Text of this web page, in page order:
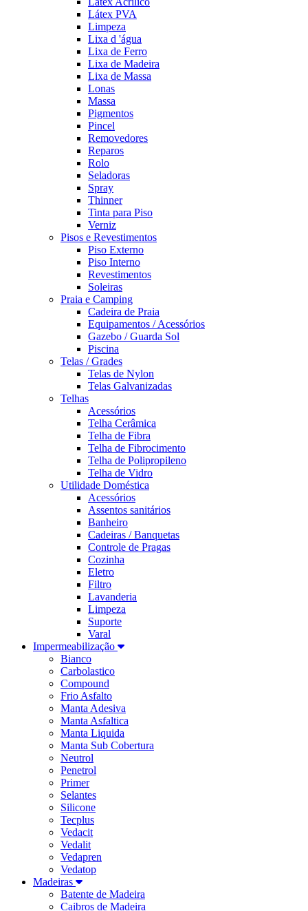
Látex PVA
Limpeza
Lixa d 'água
Lixa de Ferro
Lixa de Madeira
Lixa de Massa
Lonas
Massa
Pigmentos
Pincel
Removedores
Reparos
Rolo
Seladoras
Spray
Thinner
Tinta para Piso
Verniz
Pisos e Revestimentos
Piso Externo
Piso Interno
Revestimentos
Soleiras
Praia e Camping
Cadeira de Praia
Equipamentos / Acessórios
Gazebo / Guarda Sol
Piscina
Telas / Grades
Telas de Nylon
Telas Galvanizadas
Telhas
Acessórios
Telha Cerâmica
Telha de Fibra
Telha de Fibrocimento
Telha de Polipropileno
Telha de Vidro
Utilidade Doméstica
Acessórios
Assentos sanitários
Banheiro
Cadeiras / Banquetas
Controle de Pragas
Cozinha
Eletro
Filtro
Lavanderia
Limpeza
Suporte
Varal
Impermeabilização
Bianco
Carbolastico
Compound
Frio Asfalto
Manta Adesiva
Manta Asfaltica
Manta Liquida
Manta Sub Cobertura
Neutrol
Penetrol
Primer
Selantes
Silicone
Tecplus
Vedacit
Vedalit
Vedapren
Vedatop
Madeiras
Batente de Madeira
Caibros de Madeira